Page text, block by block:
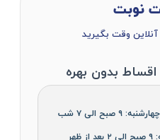
نوبت
وقت بگیرید
بدون بهره
۹ صبح الی ۷ شب